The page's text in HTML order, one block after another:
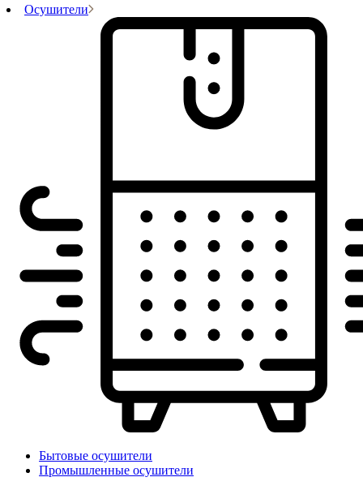
Осушители
Бытовые осушители
Промышленные осушители